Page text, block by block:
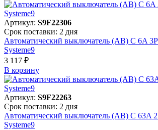
Артикул: S9F22306
Срок поставки: 2 дня
Автоматический выключатель (АВ) C 6A
Systeme9
3 117 ₽
В корзинy
Артикул: S9F22263
Срок поставки: 2 дня
Автоматический выключатель (АВ) C 63A
Systeme9